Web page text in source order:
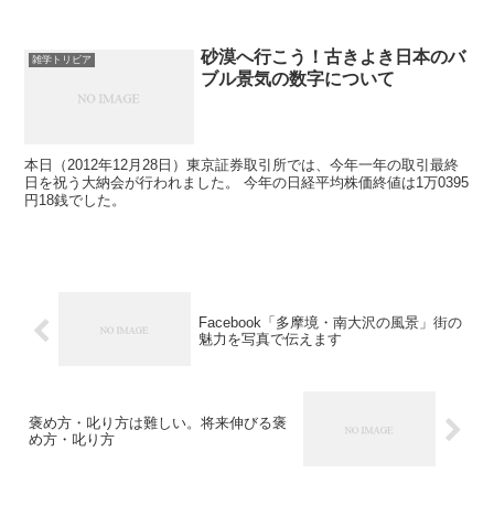
雑学トリビア
砂漠へ行こう！古きよき日本のバ
ブル景気の数字について
本日（2012年12月28日）東京証券取引所では、今年一年の取引最終
日を祝う大納会が行われました。 今年の日経平均株価終値は1万0395
円18銭でした。
Facebook「多摩境・南大沢の風景」街の
魅力を写真で伝えます
褒め方・叱り方は難しい。将来伸びる褒
め方・叱り方